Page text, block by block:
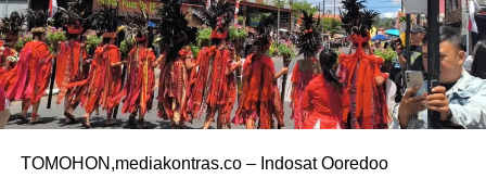
TOMOHON,mediakontras.co – Indosat Ooredoo